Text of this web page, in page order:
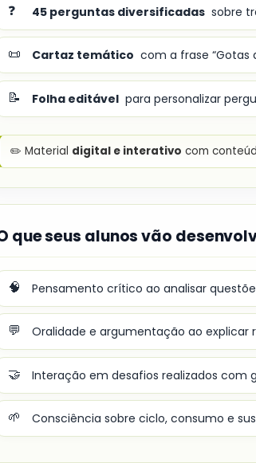
❓ 45 perguntas diversificadas sobre
📜 Cartaz temático com a frase “Gotas
📝 Folha editável para personalizar
✏️ Material digital e interativo com
que seus alunos vão
🧠 Pensamento crítico ao analisar
💬 Oralidade e argumentação ao explicar
🤝 Interação em desafios realizados com
🌱 Consciência sobre ciclo, consumo e